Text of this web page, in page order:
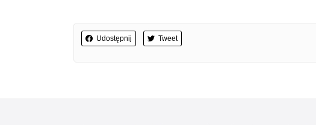
Udostępnij Tweet